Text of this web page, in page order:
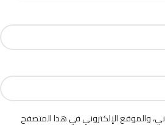
والموقع الإلكتروني في هذا المتصفح